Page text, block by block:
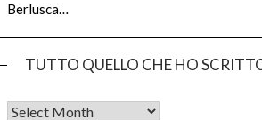
Berlusca…
TUTTO QUELLO CHE HO
Tutto quello che ho scritto